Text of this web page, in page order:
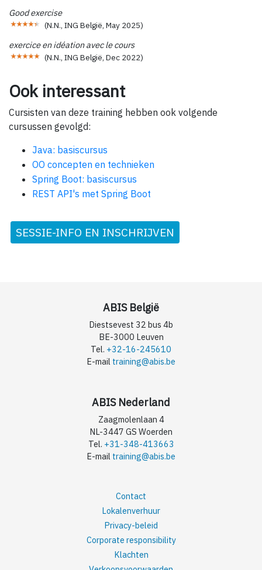
Good exercise
(N.N., ING België, May 2025)
exercice en idéation avec le cours
(N.N., ING België, Dec 2022)
Ook interessant
Cursisten van deze training hebben ook volgende
cursussen gevolgd:
Java: basiscursus
OO concepten en technieken
Spring Boot: basiscursus
REST API's met Spring Boot
SESSIE-INFO EN INSCHRIJVEN
ABIS België
Diestsevest 32 bus 4b
BE-3000 Leuven
Tel. +32-16-245610
E-mail training@abis.be
ABIS Nederland
Zaagmolenlaan 4
NL-3447 GS Woerden
Tel. +31-348-413663
E-mail training@abis.be
Contact
Lokalenverhuur
Privacy-beleid
Corporate responsibility
Klachten